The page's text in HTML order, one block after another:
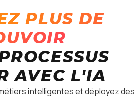
PLUS DE
AVEC L'IA
intelligentes et déployez des